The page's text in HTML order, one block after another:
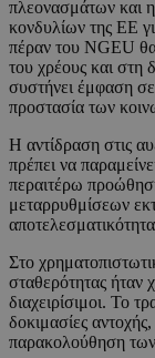
πλεονασμάτων και
κονδυλίων της ΕΕ
πέραν του NGEU
του χρέους και στη
συστήνει έμφαση σε
προστασία των
Η αντίδραση στις
πρέπει να
περαιτέρω
μεταρρυθμίσεων
Στο
σταθερότητας ήταν
διαχειρίσιμοι. Το
δοκιμασίες
παρακολούθηση των